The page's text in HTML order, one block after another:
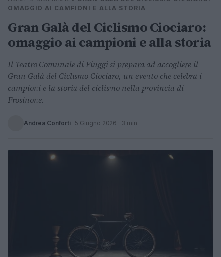
Cerca
OMAGGIO AI CAMPIONI E ALLA STORIA
Gran Galà del Ciclismo Ciociaro:
omaggio ai campioni e alla storia
Il Teatro Comunale di Fiuggi si prepara ad accogliere il
Gran Galà del Ciclismo Ciociaro, un evento che celebra i
campioni e la storia del ciclismo nella provincia di
Frosinone.
Andrea Conforti · 5 Giugno 2026 · 3 min